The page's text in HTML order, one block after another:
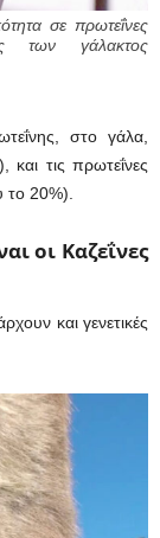
σε πρωτεΐνες
των γάλακτος
στο γάλα,
και τις πρωτεΐνες
το 20%).
οι Καζεΐνες
και γενετικές